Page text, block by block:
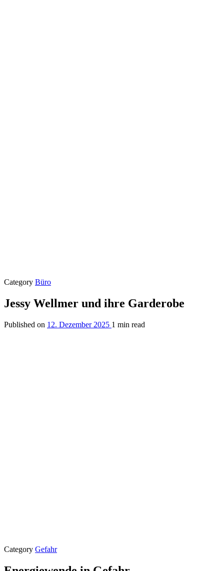
Category Büro
Jessy Wellmer und ihre Garderobe
Published on 12. Dezember 2025 1 min read
Category Gefahr